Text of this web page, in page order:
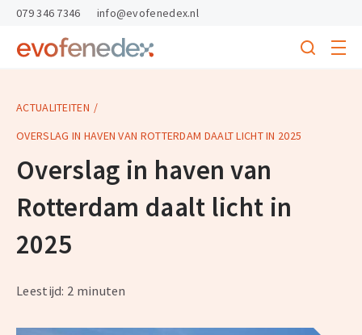
skipToContent
skipToFooter
Return
homepage
Search
menu
079 346 7346 info@evofenedex.nl
ACTUALITEITEN
OVERSLAG IN HAVEN VAN ROTTERDAM DAALT LICHT IN 2025
Overslag in haven van
Rotterdam daalt licht in
2025
Leestijd: 2 minuten